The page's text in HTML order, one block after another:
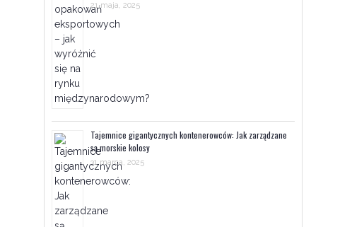
21 maja, 2025
Tajemnice gigantycznych kontenerowców: Jak zarządzane
są morskie kolosy
31 marca, 2025